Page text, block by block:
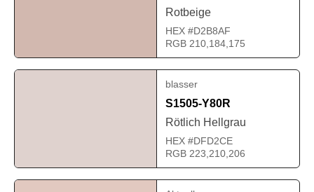
Rotbeige
HEX #D2B8AF
RGB 210,184,175
blasser
S1505-Y80R
Rötlich Hellgrau
HEX #DFD2CE
RGB 223,210,206